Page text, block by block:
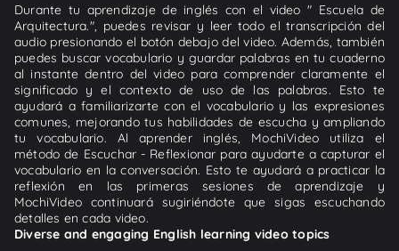
Durante tu aprendizaje de inglés con el video " Escuela de
Arquitectura.", puedes revisar y leer todo el transcripción del
audio presionando el botón debajo del video. Además, también
puedes buscar vocabulario y guardar palabras en tu cuaderno
al instante dentro del video para comprender claramente el
significado y el contexto de uso de las palabras. Esto te
ayudará a familiarizarte con el vocabulario y las expresiones
comunes, mejorando tus habilidades de escucha y ampliando
tu vocabulario. Al aprender inglés, MochiVideo utiliza el
método de Escuchar - Reflexionar para ayudarte a capturar el
vocabulario en la conversación. Esto te ayudará a practicar la
reflexión en las primeras sesiones de aprendizaje y
MochiVideo continuará sugiriéndote que sigas escuchando
detalles en cada video.
Diverse and engaging English learning video topics